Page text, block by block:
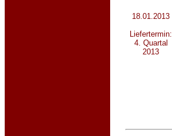
18.01.2013
Liefertermin:
4. Quartal
2013